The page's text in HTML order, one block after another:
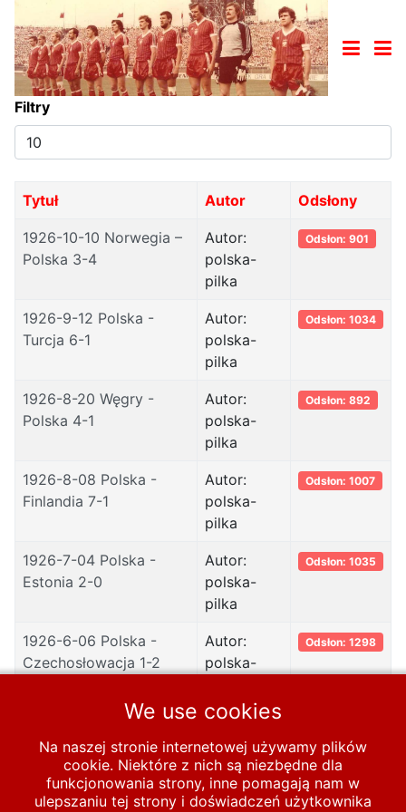
Filtry
Pokaż
#
Tytuł Autor Odsłony
1926-10-10 Norwegia –
Polska 3-4
Autor:
polska-
pilka
Odsłon: 901
1926-9-12 Polska -
Turcja 6-1
Autor:
polska-
pilka
Odsłon: 1034
1926-8-20 Węgry -
Polska 4-1
Autor:
polska-
pilka
Odsłon: 892
1926-8-08 Polska -
Finlandia 7-1
Autor:
polska-
pilka
Odsłon: 1007
1926-7-04 Polska -
Estonia 2-0
Autor:
polska-
pilka
Odsłon: 1035
1926-6-06 Polska -
Czechosłowacja 1-2
Autor:
polska-
Odsłon: 1298
1926-10-03 Szwecja –
Polska 3-1
Autor:
polska-
pilka
We use cookies
Na naszej stronie internetowej używamy plików
cookie. Niektóre z nich są niezbędne dla
funkcjonowania strony, inne pomagają nam w
ulepszaniu tej strony i doświadczeń użytkownika